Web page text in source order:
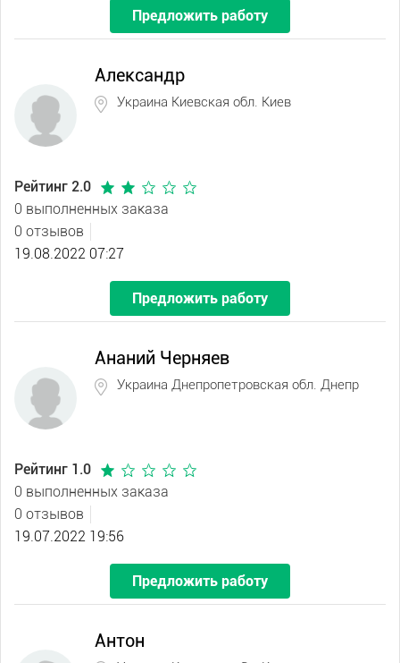
Предложить работу
Александр
Украина Киевская обл. Киев
Рейтинг 2.0
0 выполненных заказа
0 отзывов
19.08.2022 07:27
Предложить работу
Ананий Черняев
Украина Днепропетровская обл. Днепр
Рейтинг 1.0
0 выполненных заказа
0 отзывов
19.07.2022 19:56
Предложить работу
Антон